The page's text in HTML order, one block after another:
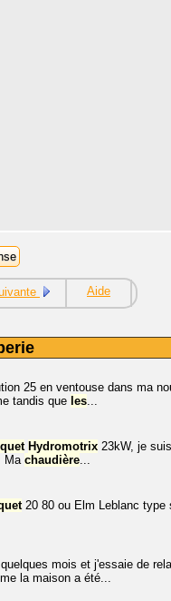
Aide
25 en ventouse dans ma
tandis que les
Hydromotrix 23kW, je
Ma chaudière
20 80 ou Elm Leblanc
mois et j'essaie de
la maison a été...